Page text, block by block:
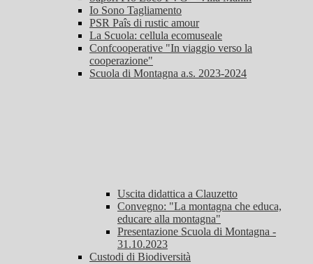
Io Sono Tagliamento
PSR Paîs di rustic amour
La Scuola: cellula ecomuseale
Confcooperative "In viaggio verso la
cooperazione"
Scuola di Montagna a.s. 2023-2024
Uscita didattica a Clauzetto
Convegno: "La montagna che educa,
educare alla montagna"
Presentazione Scuola di Montagna -
31.10.2023
Custodi di Biodiversità